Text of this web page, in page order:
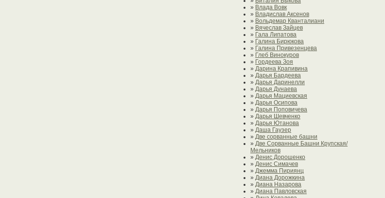
» Влада Вовк
» Владислав Аксенов
» Вольдемар Кванталиани
» Вячеслав Зайцев
» Гала Липатова
» Галина Бирюкова
» Галина Привезенцева
» Глеб Винокуров
» Гордеева Зоя
» Дарина Крапивина
» Дарья Бардеева
» Дарья Даринелли
» Дарья Дунаева
» Дарья Мациевская
» Дарья Осипова
» Дарья Поповичева
» Дарья Шевченко
» Дарья Ютанова
» Даша Гаузер
» Две сорванные башни
» Две Сорванные Башни Крупская/
Мельников
» Денис Дорошенко
» Денис Симачев
» Джемма Пириянц
» Диана Дорожкина
» Диана Назарова
» Диана Павловская